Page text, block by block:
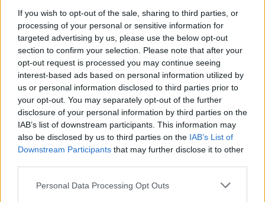
If you wish to opt-out of the sale, sharing to third parties, or
processing of your personal or sensitive information for
targeted advertising by us, please use the below opt-out
section to confirm your selection. Please note that after your
opt-out request is processed you may continue seeing
interest-based ads based on personal information utilized by
us or personal information disclosed to third parties prior to
your opt-out. You may separately opt-out of the further
disclosure of your personal information by third parties on the
IAB’s list of downstream participants. This information may
also be disclosed by us to third parties on the IAB’s List of
Downstream Participants that may further disclose it to other
Please note that this website/app uses one or more Google
Personal Data Processing Opt Outs
Előző cikk
Szenzációs eredmény: Liszka
Roland enduro-Európa-
bajnok!
Következő cikk
Bagnaiának be kell fejeznie,
amit idén gyakran csinált,
állítja a veterán menedzser